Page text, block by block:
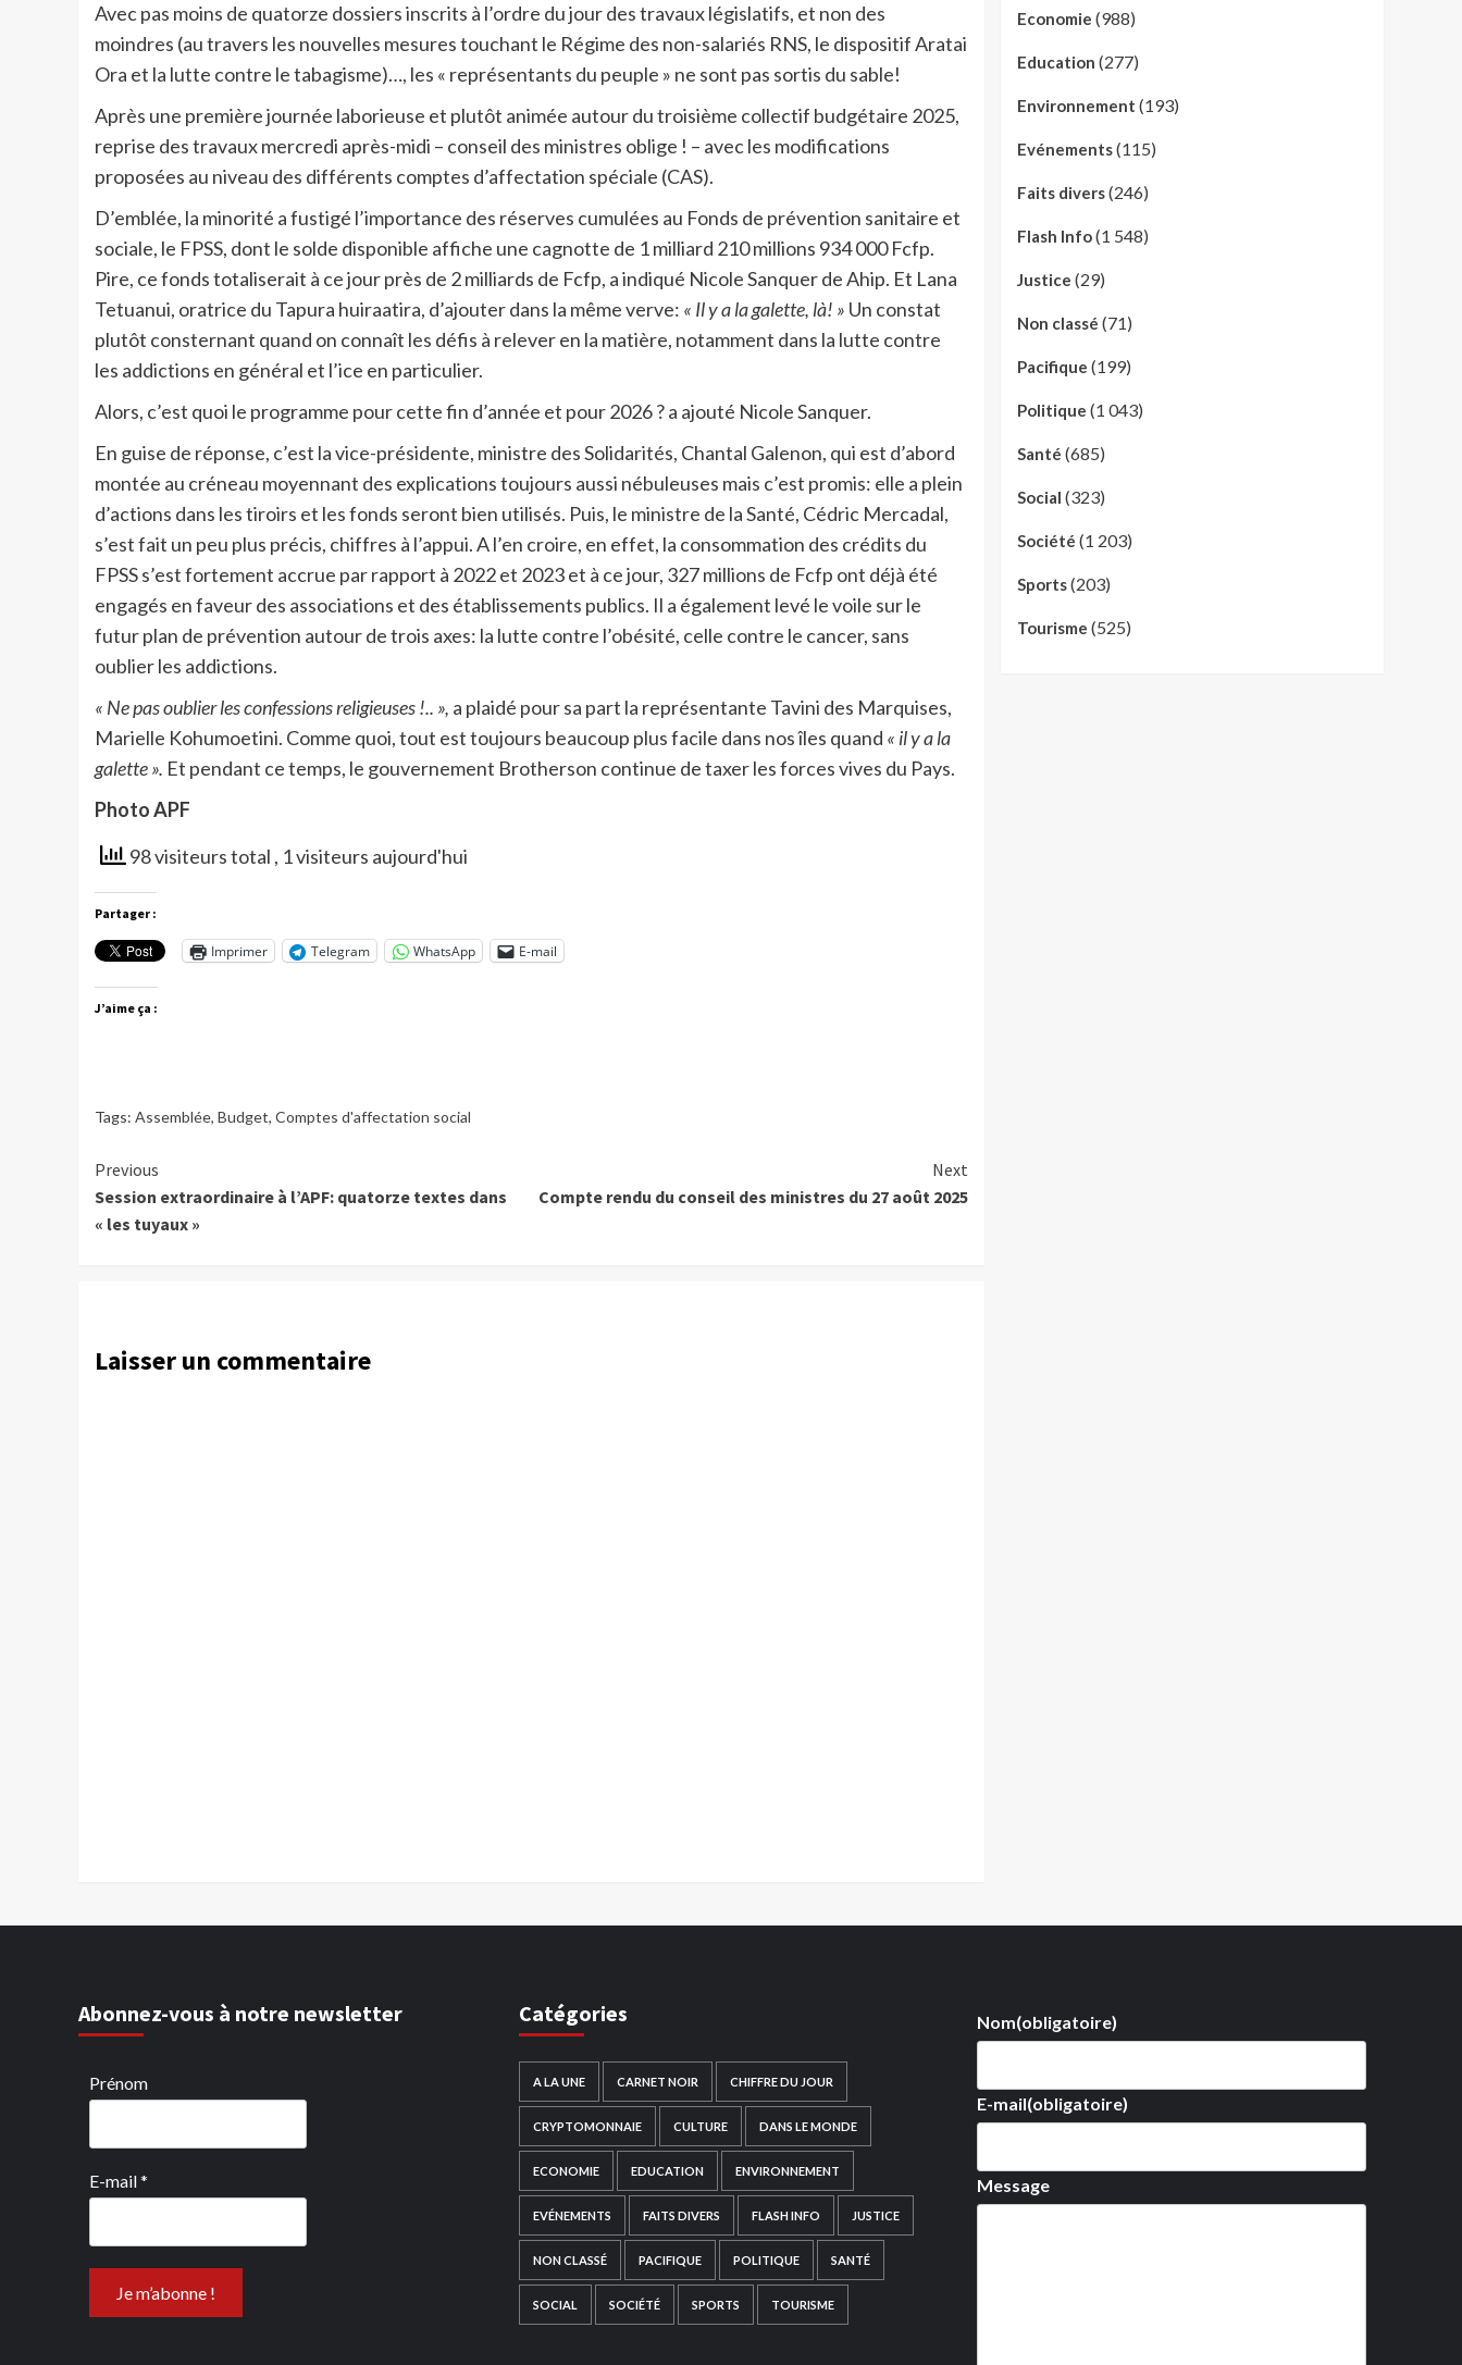
Avec pas moins de quatorze dossiers inscrits à l’ordre du jour des travaux législatifs, et non des
moindres (au travers les nouvelles mesures touchant le Régime des non-salariés RNS, le dispositif Aratai
Ora et la lutte contre le tabagisme)…, les « représentants du peuple » ne sont pas sortis du sable!
Après une première journée laborieuse et plutôt animée autour du troisième collectif budgétaire 2025,
reprise des travaux mercredi après-midi – conseil des ministres oblige ! – avec les modifications
proposées au niveau des différents comptes d’affectation spéciale (CAS).
D’emblée, la minorité a fustigé l’importance des réserves cumulées au Fonds de prévention sanitaire et
sociale, le FPSS, dont le solde disponible affiche une cagnotte de 1 milliard 210 millions 934 000 Fcfp.
Pire, ce fonds totaliserait à ce jour près de 2 milliards de Fcfp, a indiqué Nicole Sanquer de Ahip. Et Lana
Tetuanui, oratrice du Tapura huiraatira, d’ajouter dans la même verve: « Il y a la galette, là! » Un constat
plutôt consternant quand on connaît les défis à relever en la matière, notamment dans la lutte contre
les addictions en général et l’ice en particulier.
Alors, c’est quoi le programme pour cette fin d’année et pour 2026 ? a ajouté Nicole Sanquer.
En guise de réponse, c’est la vice-présidente, ministre des Solidarités, Chantal Galenon, qui est d’abord
montée au créneau moyennant des explications toujours aussi nébuleuses mais c’est promis: elle a plein
d’actions dans les tiroirs et les fonds seront bien utilisés. Puis, le ministre de la Santé, Cédric Mercadal,
s’est fait un peu plus précis, chiffres à l’appui. A l’en croire, en effet, la consommation des crédits du
FPSS s’est fortement accrue par rapport à 2022 et 2023 et à ce jour, 327 millions de Fcfp ont déjà été
engagés en faveur des associations et des établissements publics. Il a également levé le voile sur le
futur plan de prévention autour de trois axes: la lutte contre l’obésité, celle contre le cancer, sans
oublier les addictions.
« Ne pas oublier les confessions religieuses !.. », a plaidé pour sa part la représentante Tavini des Marquises,
Marielle Kohumoetini. Comme quoi, tout est toujours beaucoup plus facile dans nos îles quand « il y a la
galette ». Et pendant ce temps, le gouvernement Brotherson continue de taxer les forces vives du Pays.
Photo APF
98 visiteurs total , 1 visiteurs aujourd'hui
Partager :
Imprimer Telegram WhatsApp E-mail
J’aime ça :
Tags: Assemblée, Budget, Comptes d'affectation social
Continue
Reading
Previous
Session extraordinaire à l’APF: quatorze textes dans
« les tuyaux »
Next
Compte rendu du conseil des ministres du 27 août 2025
Laisser un commentaire
Economie (988)
Education (277)
Environnement (193)
Evénements(115)
Faits divers(246)
Flash Info(1 548)
Justice (29)
Non classé (71)
Pacifique (199)
Politique (1 043)
Santé (685)
Social (323)
Société (1 203)
Sports(203)
Tourisme (525)
Abonnez-vous à notre newsletter
Prénom
E-mail*
Catégories
A LA UNE CARNET NOIR CHIFFRE DU JOUR
CRYPTOMONNAIE CULTURE DANS LE MONDE
ECONOMIE EDUCATION ENVIRONNEMENT
EVÉNEMENTS FAITS DIVERS FLASH INFO JUSTICE
NON CLASSÉ PACIFIQUE POLITIQUE SANTÉ
SOCIAL SOCIÉTÉ SPORTS TOURISME
Nom(obligatoire)
E-mail(obligatoire)
Message